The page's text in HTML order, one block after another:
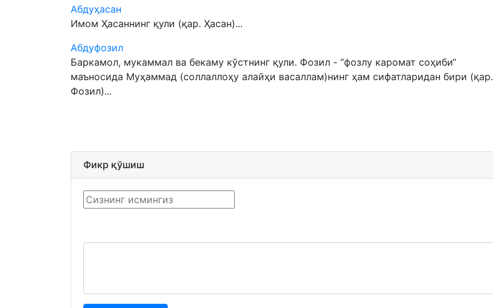
Абдуҳасан
Имом Ҳасаннинг қули (қар. Ҳасан)...
Абдуфозил
Баркамол, мукаммал ва бекаму кўстнинг қули. Фозил - “фозлу каромат соҳиби“
маъносида Муҳаммад (соллаллоҳу алайҳи васаллам)нинг ҳам сифатларидан бири (қар.
Фозил)...
Фикр қўшиш